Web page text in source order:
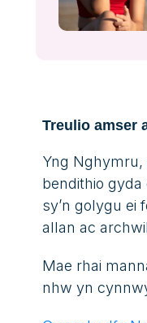
Treulio amser
Yng Nghymru,
bendithio
sy’n golygu ei
allan ac
Mae rhai
nhw yn